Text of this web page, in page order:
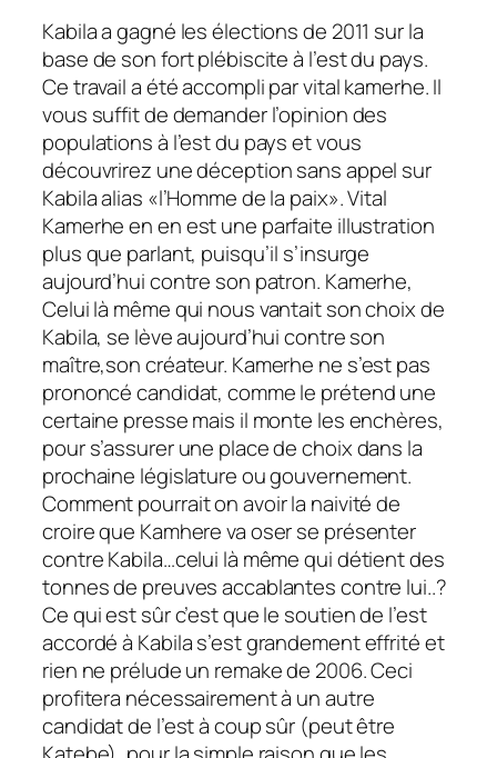
Kabila a gagné les élections de 2011 sur la
base de son fort plébiscite à l’est du pays.
Ce travail a été accompli par vital kamerhe. Il
vous suffit de demander l’opinion des
populations à l’est du pays et vous
découvrirez une déception sans appel sur
Kabila alias «l’Homme de la paix». Vital
Kamerhe en en est une parfaite illustration
plus que parlant, puisqu’il s’insurge
aujourd’hui contre son patron. Kamerhe,
Celui là même qui nous vantait son choix de
Kabila, se lève aujourd’hui contre son
maître,son créateur. Kamerhe ne s’est pas
prononcé candidat, comme le prétend une
certaine presse mais il monte les enchères,
pour s’assurer une place de choix dans la
prochaine législature ou gouvernement.
Comment pourrait on avoir la naivité de
croire que Kamhere va oser se présenter
contre Kabila…celui là même qui détient des
tonnes de preuves accablantes contre lui..?
Ce qui est sûr c’est que le soutien de l’est
accordé à Kabila s’est grandement effrité et
rien ne prélude un remake de 2006. Ceci
profitera nécessairement à un autre
candidat de l’est à coup sûr (peut être